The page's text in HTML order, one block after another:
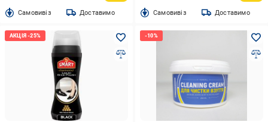
Cамовивіз Доставимо Cамовивіз Доставимо